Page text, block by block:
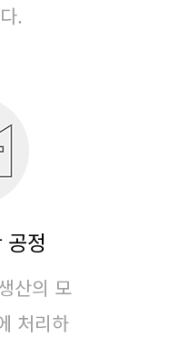
.
공정
산의 모
처리하